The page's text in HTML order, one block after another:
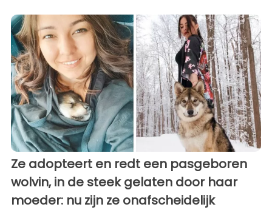
Ze adopteert en redt een pasgeboren
wolvin, in de steek gelaten door haar
moeder: nu zijn ze onafscheidelijk